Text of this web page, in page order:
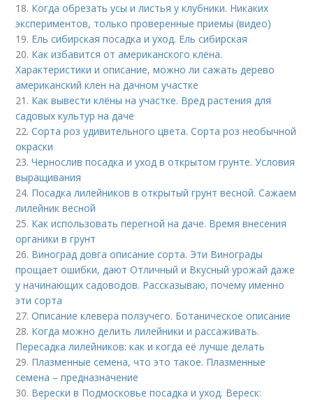
18. Когда обрезать усы и листья у клубники. Никаких
экспериментов, только проверенные приемы (видео)
19. Ель сибирская посадка и уход. Ель сибирская
20. Как избавится от американского клёна.
Характеристики и описание, можно ли сажать дерево
американский клен на дачном участке
21. Как вывести клёны на участке. Вред растения для
садовых культур на даче
22.Сорта роз удивительного цвета. Сорта роз необычной
окраски
23.Чернослив посадка и уход в открытом грунте. Условия
выращивания
24. Посадка лилейников в открытый грунт весной. Сажаем
лилейник весной
25. Как использовать перегной на даче. Время внесения
органики в грунт
26. Виноград довга описание сорта. Эти Винограды
прощает ошибки, дают Отличный и Вкусный урожай даже
у начинающих садоводов. Рассказываю, почему именно
эти сорта
27.Описание клевера ползучего. Ботаническое описание
28. Когда можно делить лилейники и рассаживать.
Пересадка лилейников: как и когда её лучше делать
29. Плазменные семена, что это такое. Плазменные
семена – предназначение
30. Верески в Подмосковье посадка и уход. Вереск: